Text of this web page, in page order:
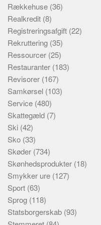
Rækkehuse (36)
Realkredit (8)
Registreringsafgift (22)
Rekruttering (35)
Ressourcer (25)
Restauranter (183)
Revisorer (167)
Samkørsel (103)
Service (480)
Skattegæld (7)
Ski (42)
Sko (33)
Skøder (734)
Skønhedsprodukter (18)
Smykker ure (127)
Sport (63)
Sprog (118)
Statsborgerskab (93)